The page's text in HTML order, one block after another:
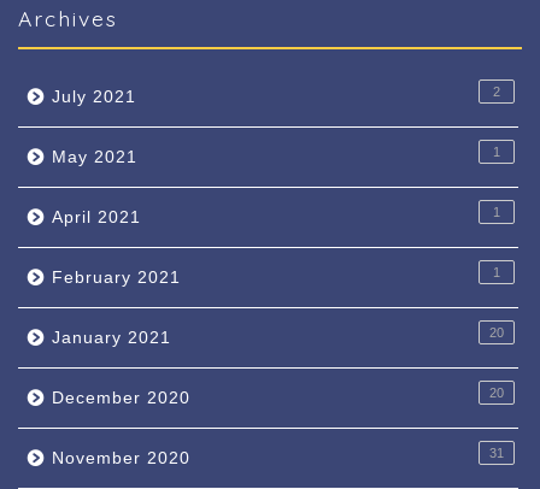
Archives
July 2021 2
May 2021 1
April 2021 1
February 2021 1
January 2021 20
December 2020 20
November 2020 31